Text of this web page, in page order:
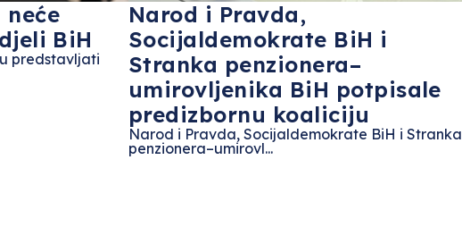
BiH
predstavljati
Narod i Pravda,
Socijaldemokrate BiH i
Stranka penzionera–
umirovljenika BiH potpisale
predizbornu koaliciju
Narod i Pravda, Socijaldemokrate BiH i Stranka
penzionera–umirovl...